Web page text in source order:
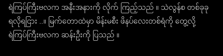
ရဲကြပ်ကြီးဗလက အနီးအနားကို လိုက် ကြည့်သည် ။ သဲလွန်စ တစ်ခုခု
ရလိုရငြား ..။ မြက်တောထဲမှာ မိန်းမစီး ဖိနပ်လေးတစ်ရံကို တွေ့လို့
ရဲကြပ်ကြီးဗလက ဆန်းဦးကို ပြသည် ။